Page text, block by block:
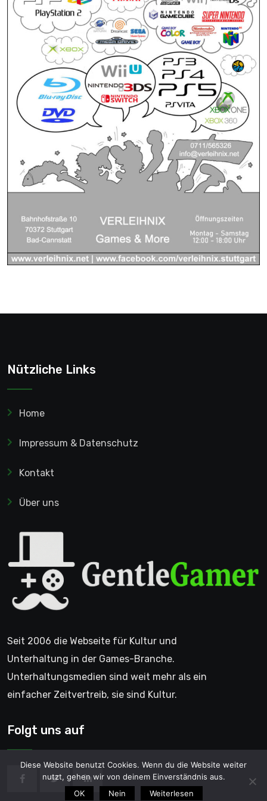
Nützliche Links
Home
Impressum & Datenschutz
Kontakt
Über uns
Seit 2006 die Webseite für Kultur und
Unterhaltung in der Games-Branche.
Unterhaltungsmedien sind weit mehr als ein
einfacher Zeitvertreib, sie sind Kultur.
Folgt uns auf
Diese Website benutzt Cookies. Wenn du die Website weiter
nutzt, gehen wir von deinem Einverständnis aus.
OK
Nein Weiterlesen